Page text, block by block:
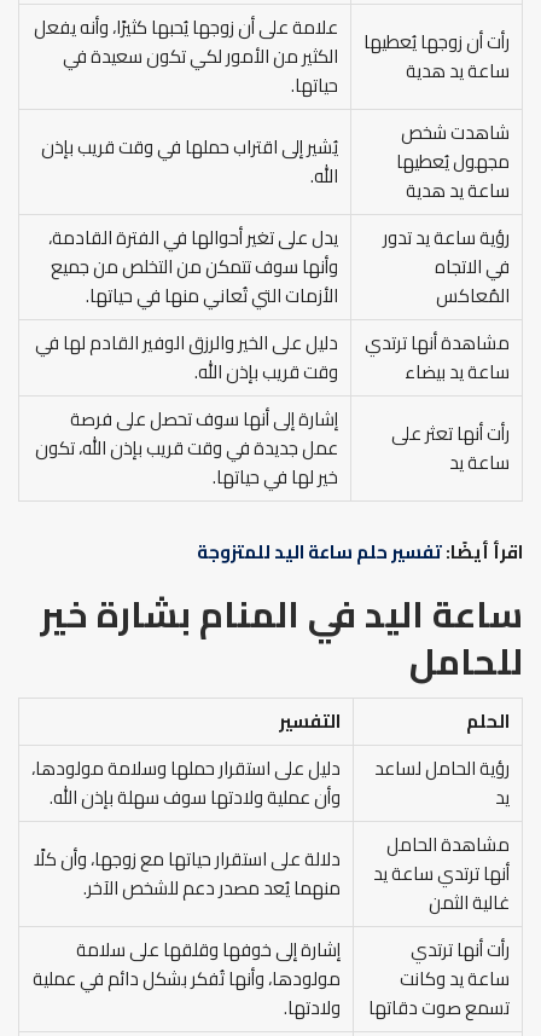
رأت أن زوجها يُعطيها
ساعة يد هدية
علامة على أن زوجها يُحبها كثيرًا، وأنه يفعل
الكثير من الأمور لكي تكون سعيدة في
حياتها.
شاهدت شخص
مجهول يُعطيها
ساعة يد هدية
يُشير إلى اقتراب حملها في وقت قريب بإذن
الله.
رؤية ساعة يد تدور
في الاتجاه
المُعاكس
يدل على تغير أحوالها في الفترة القادمة،
وأنها سوف تتمكن من التخلص من جميع
الأزمات التي تُعاني منها في حياتها.
مشاهدة أنها ترتدي
ساعة يد بيضاء
دليل على الخير والرزق الوفير القادم لها في
وقت قريب بإذن الله.
رأت أنها تعثر على
ساعة يد
إشارة إلى أنها سوف تحصل على فرصة
عمل جديدة في وقت قريب بإذن الله، تكون
خير لها في حياتها.
اقرأ أيضًا:تفسير حلم ساعة اليد للمتزوجة
ساعة اليد في المنام بشارة خير
للحامل
الحلم
التفسير
رؤية الحامل لساعد
يد
دليل على استقرار حملها وسلامة مولودها،
وأن عملية ولادتها سوف سهلة بإذن الله.
مشاهدة الحامل
أنها ترتدي ساعة يد
غالية الثمن
دلالة على استقرار حياتها مع زوجها، وأن كلًا
منهما يُعد مصدر دعم للشخص الآخر.
رأت أنها ترتدي
ساعة يد وكانت
تسمع صوت دقاتها
إشارة إلى خوفها وقلقها على سلامة
مولودها، وأنها تُفكر بشكل دائم في عملية
ولادتها.